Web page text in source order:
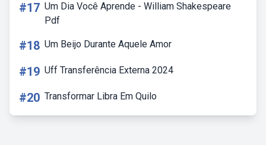
#17 Um Dia Você Aprende - William Shakespeare
Pdf
#18 Um Beijo Durante Aquele Amor
#19 Uff Transferência Externa 2024
#20 Transformar Libra Em Quilo